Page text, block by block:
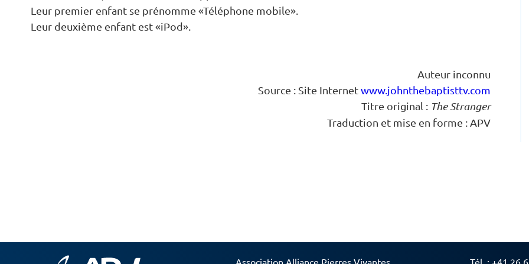
Leur premier enfant se prénomme «Téléphone mobile».
Leur deuxième enfant est «iPod».
Auteur inconnu
Source : Site Internetwww.johnthebaptisttv.com
Titre original : The Stranger
Traduction et mise en forme : APV
Association Alliance Pierres Vivantes Tél. : +41 26